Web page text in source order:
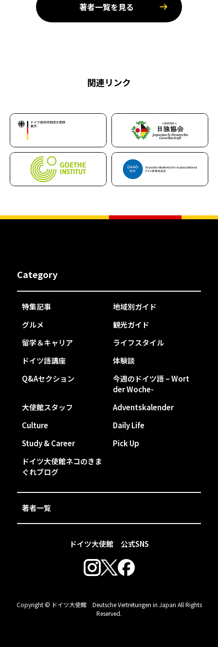
著者一覧を見る
関連リンク
ドイツ大使館 公式SNS
Category
特集記事
地域別ガイド
グルメ
観光ガイド
留学＆キャリア
ライフスタイル
ドイツ語講座
体験談
Q&Aセクション
今週のドイツ語 – Wort
der Woche-
大使館スタッフ
Adventskalender
Culture
Daily Life
Study & Career
Pick Up
ドイツ大使館ネコのきま
ぐれブログ
著者一覧
Copyright © ドイツ大使館 Deutsche Vertretungen in Japan All Rights
Reserved.